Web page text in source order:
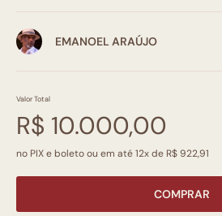
EMANOEL ARAÚJO
Valor Total
R$ 10.000,00
no PIX e boleto ou em até 12x de R$ 922,91
COMPRAR